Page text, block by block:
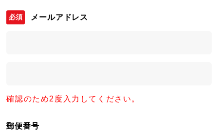
メールアドレス
確認のため2度入力してください。
郵便番号